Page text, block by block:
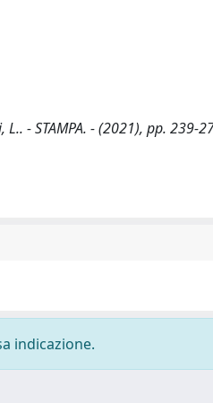
- STAMPA. - (2021), pp. 239-
indicazione.